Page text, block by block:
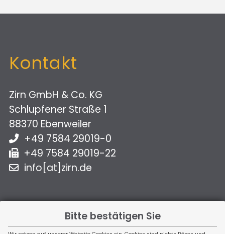
Bitte bestätigen Sie
Kontakt
Zirn GmbH & Co. KG
Schlupfener Straße 1
88370 Ebenweiler
+49 7584 29019-0
+49 7584 29019-22
info[at]zirn.de
Bürozeiten